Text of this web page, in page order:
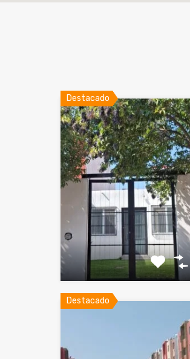
Destacado
Destacado